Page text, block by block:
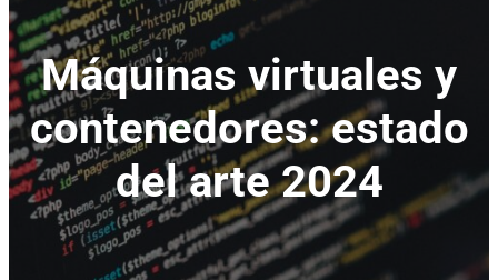
Máquinas virtuales y
contenedores: estado
del arte 2024